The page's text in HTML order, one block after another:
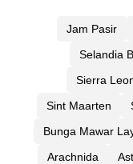
Jam Pasir
Selandia
Sierra
Sint Maarten
Bunga Mawar
Arachnida